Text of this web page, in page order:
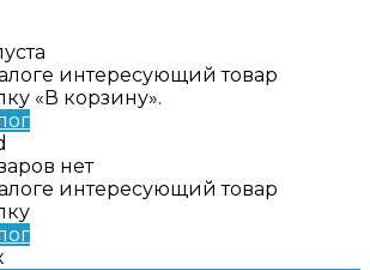
интересующий товар
«В корзину».
нет
интересующий товар